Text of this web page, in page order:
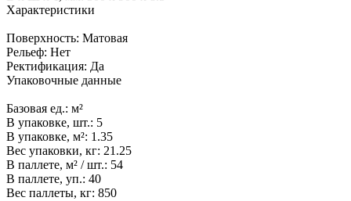
Характеристики
Поверхность: Матовая
Рельеф: Нет
Ректификация: Да
Упаковочные данные
Базовая ед.: м²
В упаковке, шт.: 5
В упаковке, м²: 1.35
Вес упаковки, кг: 21.25
В паллете, м² / шт.: 54
В паллете, уп.: 40
Вес паллеты, кг: 850